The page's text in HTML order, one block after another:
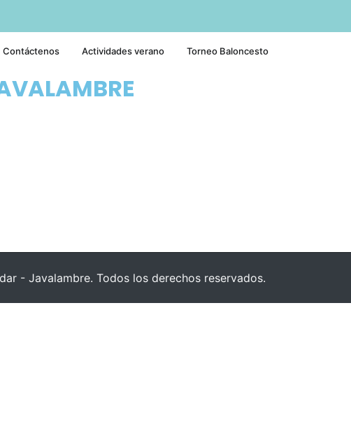
Contáctenos Actividades verano Torneo Baloncesto
- Javalambre. Todos los derechos reservados.